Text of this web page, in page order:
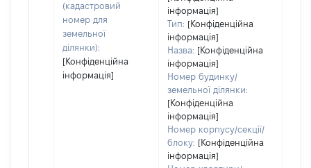
(кадастровий
номер для
земельної
ділянки):
[Конфіденційна
інформація]
інформація]
Тип: [Конфіденційна
інформація]
Назва: [Конфіденційна
інформація]
Номер будинку/
земельної ділянки:
[Конфіденційна
інформація]
Номер корпусу/секції/
блоку: [Конфіденційна
інформація]